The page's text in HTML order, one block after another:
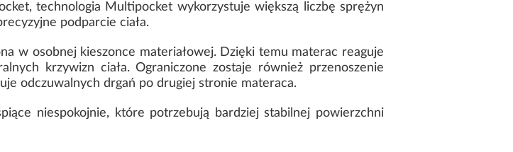
technologia Multipocket wykorzystuje większą liczbę sprężyn
podparcie ciała.
w osobnej kieszonce materiałowej. Dzięki temu materac reaguje
krzywizn ciała. Ograniczone zostaje również przenoszenie
odczuwalnych drgań po drugiej stronie materaca.
niespokojnie, które potrzebują bardziej stabilnej powierzchni